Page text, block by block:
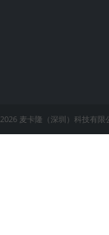
2026 麦卡隆（深圳）科技有